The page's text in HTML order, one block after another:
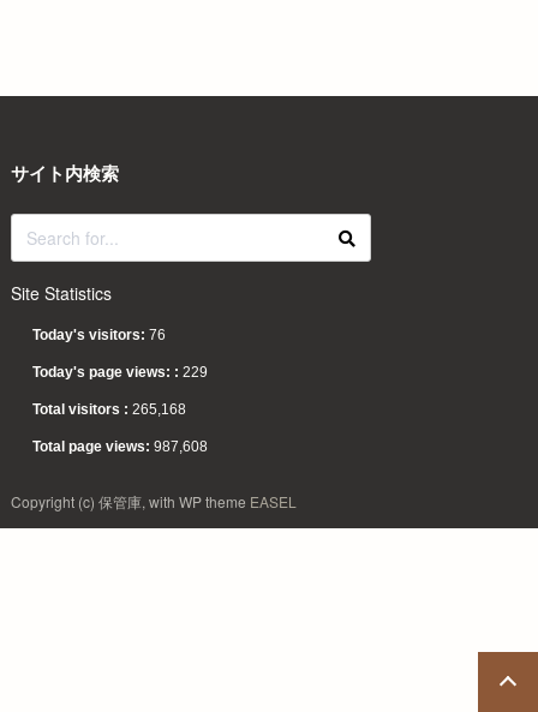
サイト内検索
Site Statistics
Today's visitors: 76
Today's page views: : 229
Total visitors : 265,168
Total page views: 987,608
Copyright (c) 保管庫, with WP theme EASEL